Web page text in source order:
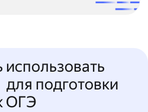
использовать
подготовки
ОГЭ